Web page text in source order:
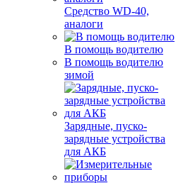
Средство WD-40,
аналоги
В помощь водителю
В помощь водителю
зимой
Зарядные, пуско-
зарядные устройства
для АКБ